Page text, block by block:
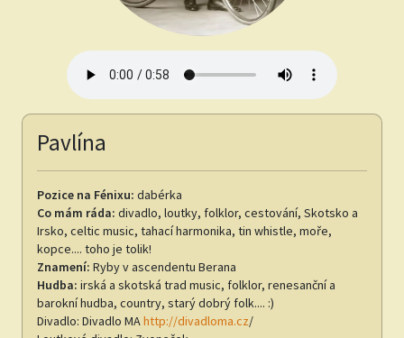
Pavlína
Pozice na Fénixu: dabérka
Co mám ráda: divadlo, loutky, folklor, cestování, Skotsko a
Irsko, celtic music, tahací harmonika, tin whistle, moře,
kopce.... toho je tolik!
Znamení: Ryby v ascendentu Berana
Hudba: irská a skotská trad music, folklor, renesanční a
barokní hudba, country, starý dobrý folk.... :)
Divadlo: Divadlo MAhttp://divadloma.cz/